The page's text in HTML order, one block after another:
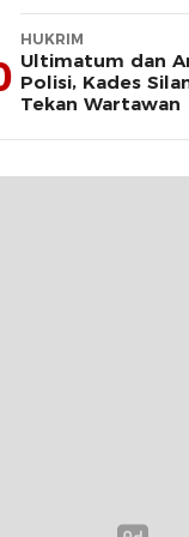
2025–2030
HUKRIM
Ultimatum dan
Polisi, Kades
Tekan Wartawan